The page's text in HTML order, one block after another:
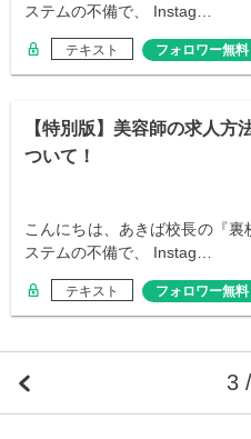
ステムの不備で、 Instag…
テキスト フォロワー無料
【特別版】美容師の求人方
ついて！
こんにちは、あきば校長の『
ステムの不備で、 Instag…
テキスト フォロワー無料
3